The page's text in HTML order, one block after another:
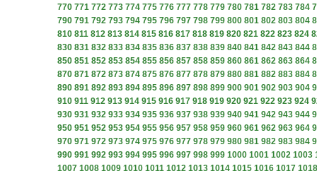
770 771 772 773 774 775 776 777 778 779 780 781 782 783 784
790 791 792 793 794 795 796 797 798 799 800 801 802 803 804
810 811 812 813 814 815 816 817 818 819 820 821 822 823 824
830 831 832 833 834 835 836 837 838 839 840 841 842 843 844
850 851 852 853 854 855 856 857 858 859 860 861 862 863 864
870 871 872 873 874 875 876 877 878 879 880 881 882 883 884
890 891 892 893 894 895 896 897 898 899 900 901 902 903 904
910 911 912 913 914 915 916 917 918 919 920 921 922 923 924
930 931 932 933 934 935 936 937 938 939 940 941 942 943 944
950 951 952 953 954 955 956 957 958 959 960 961 962 963 964
970 971 972 973 974 975 976 977 978 979 980 981 982 983 984
990 991 992 993 994 995 996 997 998 999 1000 1001 1002 1003
1007 1008 1009 1010 1011 1012 1013 1014 1015 1016 1017 1018